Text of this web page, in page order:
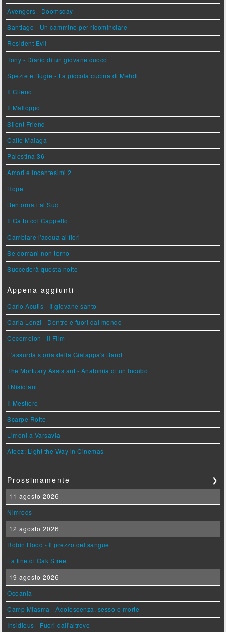
Avengers - Doomsday
Santiago - Un cammino per ricominciare
Resident Evil
Tony - Diario di un giovane cuoco
Spezie e Bugie - La piccola cucina di Mehdi
Il Cileno
Il Malloppo
Silent Friend
Calle Malaga
Palestina 36
Amori e Incantesimi 2
Hope
Bentornati al Sud
Il Gatto col Cappello
Cambiare l'acqua ai fiori
Se domani non torno
Succederà questa notte
Appena aggiunti
Carlo Acutis - Il giovane santo
Carla Lonzi - Dentro e fuori dal mondo
Cocomelon - Il Film
L'assurda storia della Gialappa's Band
The Mortuary Assistant - Anatomia di un Incubo
I Nisidiani
Il Mestiere
Scarpe Rotte
Limoni a Varsavia
Ateez: Light the Way in Cinemas
Prossimamente ❯
11 agosto 2026
Nimrods
12 agosto 2026
Robin Hood - Il prezzo del sangue
La fine di Oak Street
19 agosto 2026
Oceania
Camp Miasma - Adolescenza, sesso e morte
Insidious - Fuori dall'altrove